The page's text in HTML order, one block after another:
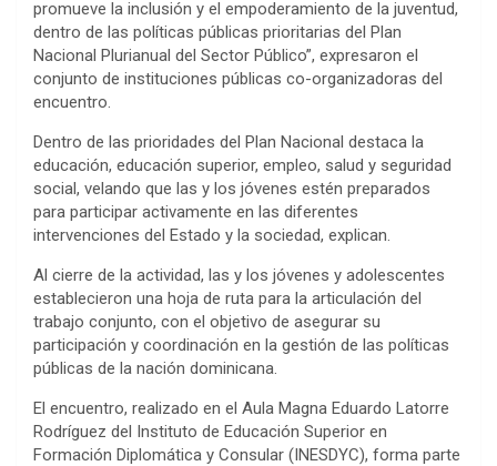
promueve la inclusión y el empoderamiento de la juventud,
dentro de las políticas públicas prioritarias del Plan
Nacional Plurianual del Sector Público”, expresaron el
conjunto de instituciones públicas co-organizadoras del
encuentro.
Dentro de las prioridades del Plan Nacional destaca la
educación, educación superior, empleo, salud y seguridad
social, velando que las y los jóvenes estén preparados
para participar activamente en las diferentes
intervenciones del Estado y la sociedad, explican.
Al cierre de la actividad, las y los jóvenes y adolescentes
establecieron una hoja de ruta para la articulación del
trabajo conjunto, con el objetivo de asegurar su
participación y coordinación en la gestión de las políticas
públicas de la nación dominicana.
El encuentro, realizado en el Aula Magna Eduardo Latorre
Rodríguez del Instituto de Educación Superior en
Formación Diplomática y Consular (INESDYC), forma parte